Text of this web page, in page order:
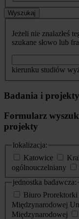
Wyszukaj
Jeżeli nie znalazłeś
szukane słowo lub
kierunku studiów
Badania i projekty
Formularz
projekty
lokalizacja:
Katowice
ogólnouczelniany
jednostka badawcza:
Biuro Prorektorki
Międzynarodowej
Międzynarodowej